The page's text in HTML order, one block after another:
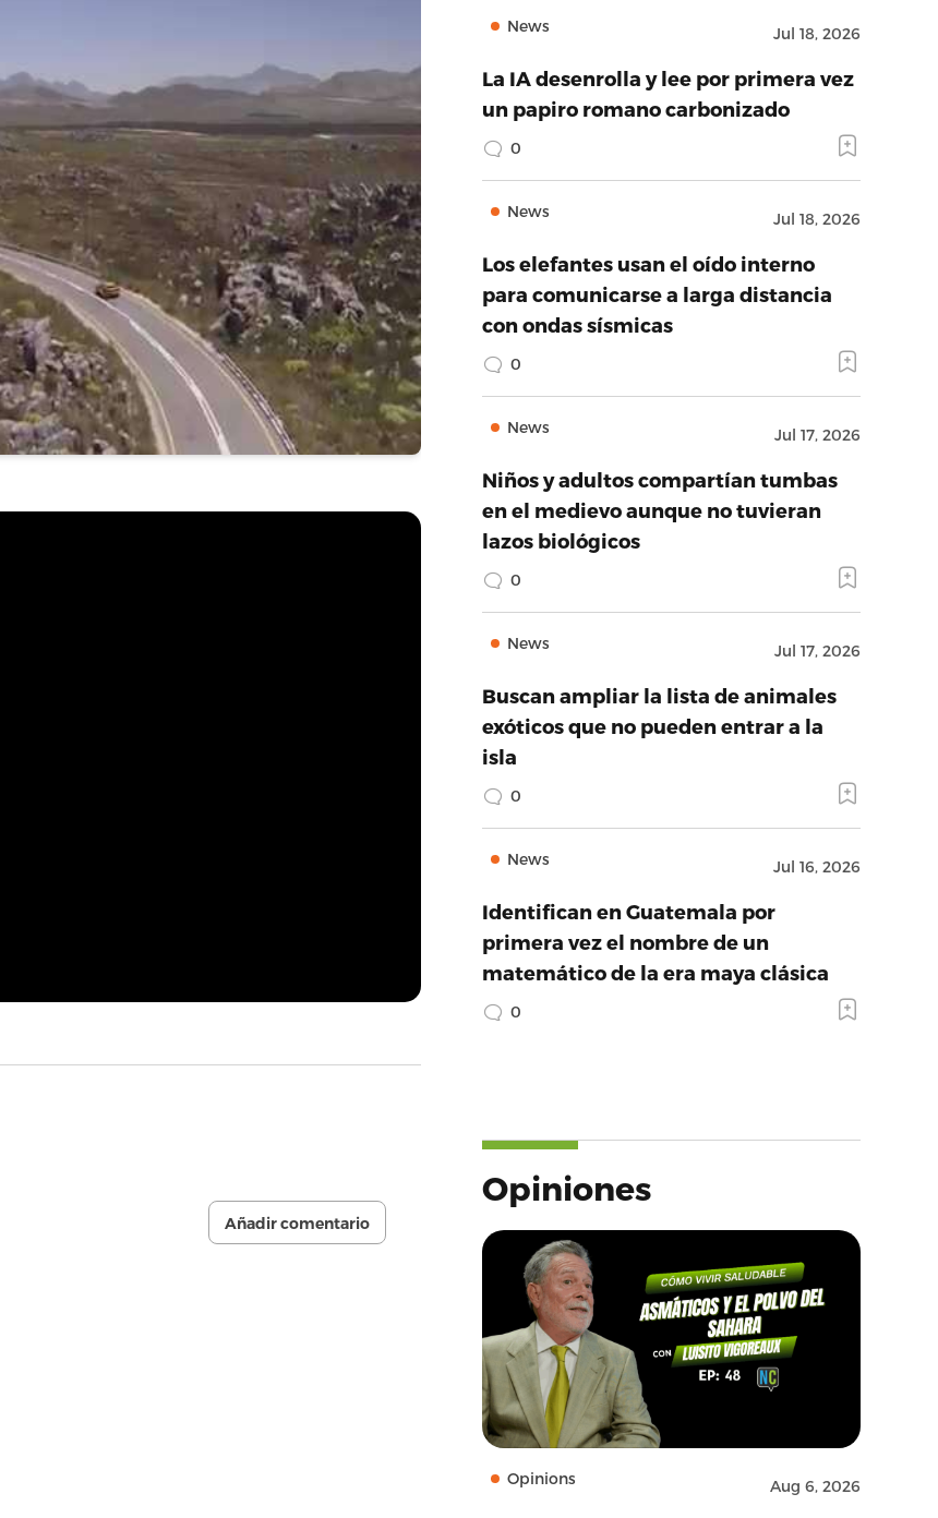
Añadir comentario
News Jul 18, 2026
La IA desenrolla y lee por primera vez
un papiro romano carbonizado
0
News Jul 18, 2026
Los elefantes usan el oído interno
para comunicarse a larga distancia
con ondas sísmicas
0
News Jul 17, 2026
Niños y adultos compartían tumbas
en el medievo aunque no tuvieran
lazos biológicos
0
News Jul 17, 2026
Buscan ampliar la lista de animales
exóticos que no pueden entrar a la
isla
0
News Jul 16, 2026
Identifican en Guatemala por
primera vez el nombre de un
matemático de la era maya clásica
0
Opiniones
Opinions Aug 6, 2026